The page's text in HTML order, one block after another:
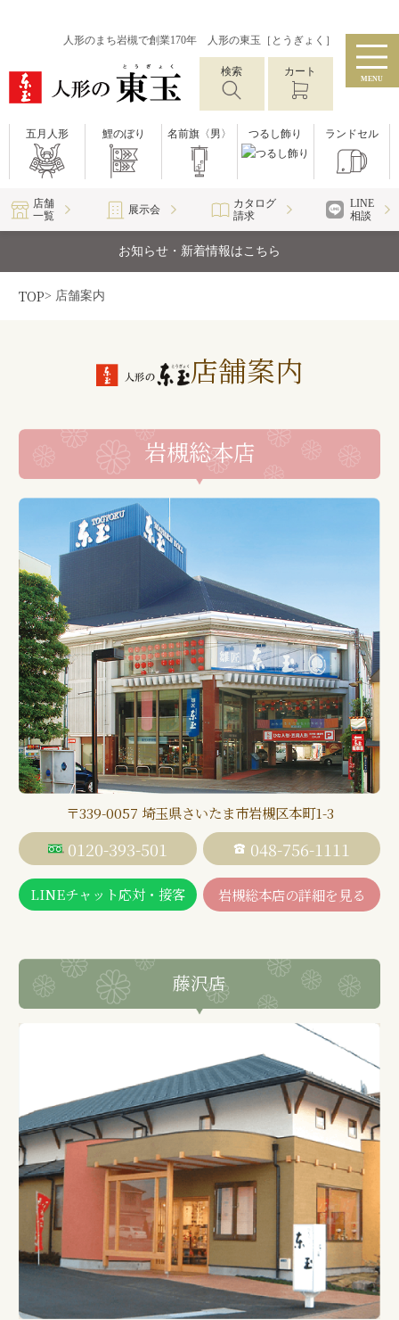
人形のまち岩槻で創業170年 人形の東玉［とうぎょく］
検索 カート
MENU
五月人形 鯉のぼり 名前旗〈男〉 つるし飾り ランドセル
店舗
一覧
展示会
カタログ
請求
LINE
相談
お知らせ・新着情報はこちら
TOP> 店舗案内
店舗案内
岩槻総本店
〒339-0057 埼玉県さいたま市岩槻区本町1-3
0120-393-501 048-756-1111
LINEチャット応対・接客 岩槻総本店の詳細を見る
藤沢店